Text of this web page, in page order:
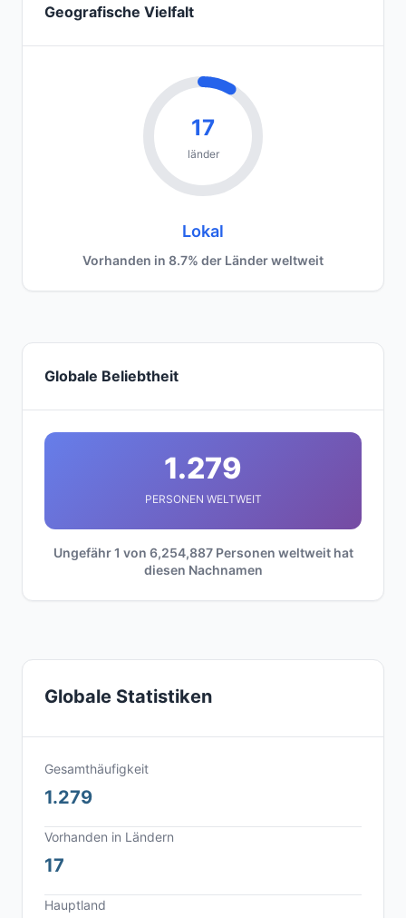
Geografische Vielfalt
17
länder
Lokal
Vorhanden in 8.7% der Länder weltweit
Globale Beliebtheit
1.279
PERSONEN WELTWEIT
Ungefähr 1 von 6,254,887 Personen weltweit hat
diesen Nachnamen
Globale Statistiken
Gesamthäufigkeit
1.279
Vorhanden in Ländern
17
Hauptland